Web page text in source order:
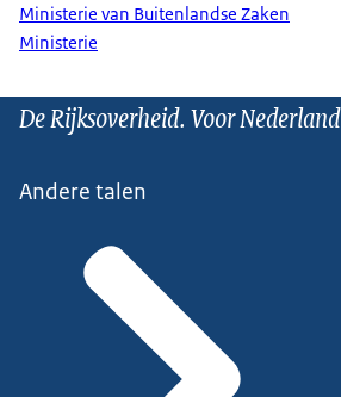
Ministerie van Buitenlandse Zaken
Ministerie
De Rijksoverheid. Voor Nederland
Andere talen